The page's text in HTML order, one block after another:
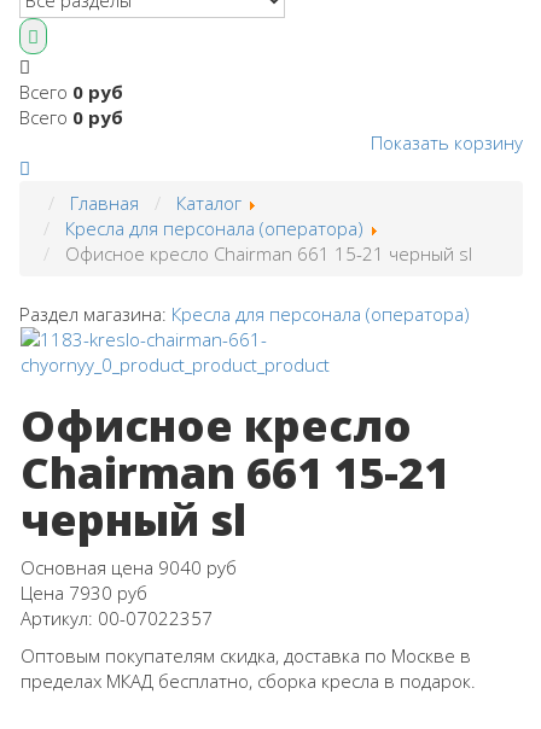
Всего 0 руб
Всего 0 руб
Показать корзину
Главная
Каталог
Кресла для персонала (оператора)
Офисное кресло Chairman 661 15-21 черный sl
Раздел магазина: Кресла для персонала (оператора)
Офисное кресло
Chairman 661 15-21
черный sl
Основная цена 9040 руб
Цена 7930 руб
Артикул: 00-07022357
Оптовым покупателям скидка, доставка по Москве в
пределах МКАД бесплатно, сборка кресла в подарок.